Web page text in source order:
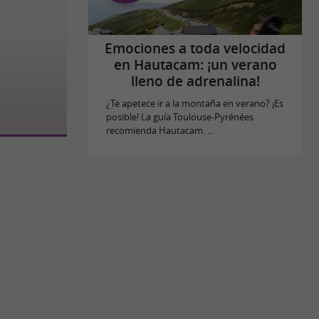
Emociones a toda velocidad
en Hautacam: ¡un verano
lleno de adrenalina!
¿Te apetece ir a la montaña en verano? ¡Es
posible! La guía Toulouse-Pyrénées
recomienda Hautacam. ...